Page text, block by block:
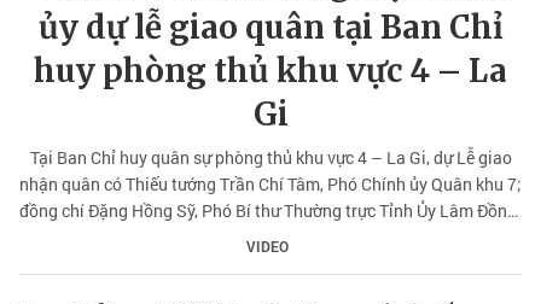
ủy dự lễ giao quân tại Ban Chỉ
huy phòng thủ khu vực 4 – La
Gi
Tại Ban Chỉ huy quân sự phòng thủ khu vực 4 – La Gi, dự Lễ giao
nhận quân có Thiếu tướng Trần Chí Tâm, Phó Chính ủy Quân khu 7;
đồng chí Đặng Hồng Sỹ, Phó Bí thư Thường trực Tỉnh Ủy Lâm Đồng;
đồng chí Hà Thị Hạnh, UVBTV Tỉnh ủy, Phó Chủ tịch UBMTTQVN
VIDEO